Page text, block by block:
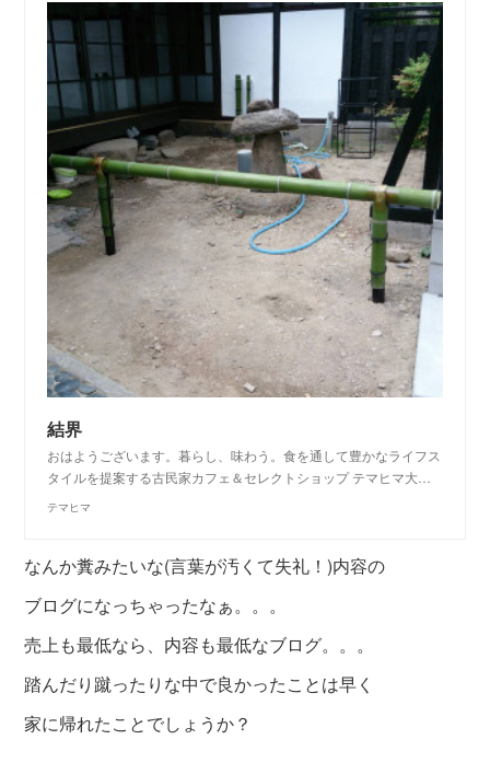
結界
おはようございます。暮らし、味わう。食を通して豊かなライフス
タイルを提案する古民家カフェ＆セレクトショップ テマヒマ大…
テマヒマ
なんか糞みたいな(言葉が汚くて失礼！)内容の
ブログになっちゃったなぁ。。。
売上も最低なら、内容も最低なブログ。。。
踏んだり蹴ったりな中で良かったことは早く
家に帰れたことでしょうか？